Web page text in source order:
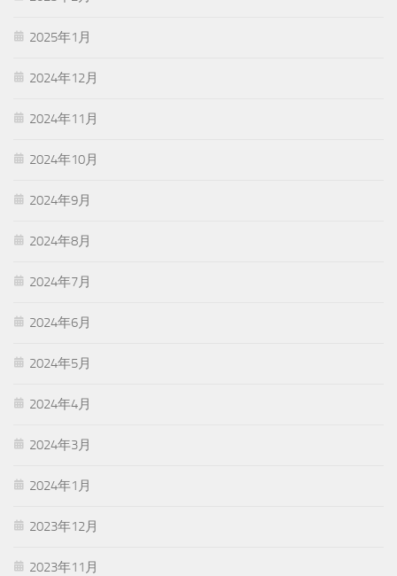
2025年1月
2024年12月
2024年11月
2024年10月
2024年9月
2024年8月
2024年7月
2024年6月
2024年5月
2024年4月
2024年3月
2024年1月
2023年12月
2023年11月